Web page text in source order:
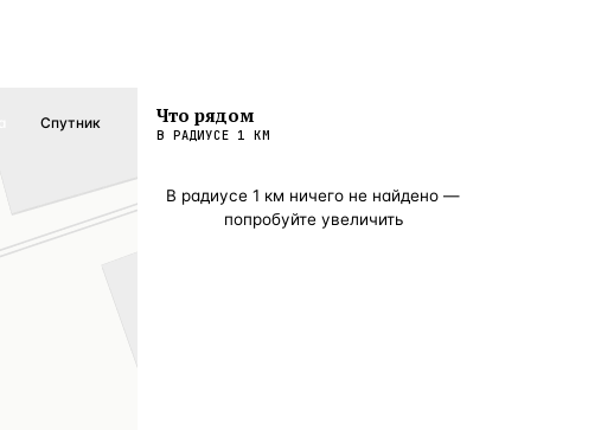
Спутник Что рядом
В РАДИУСЕ 1 КМ
В радиусе 1 км ничего не найдено —
попробуйте увеличить